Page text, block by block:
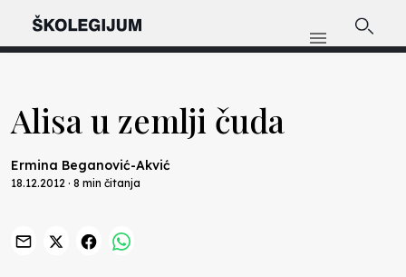
Alisa u zemlji čuda
Ermina Beganović-Akvić
18.12.2012 · 8 min čitanja